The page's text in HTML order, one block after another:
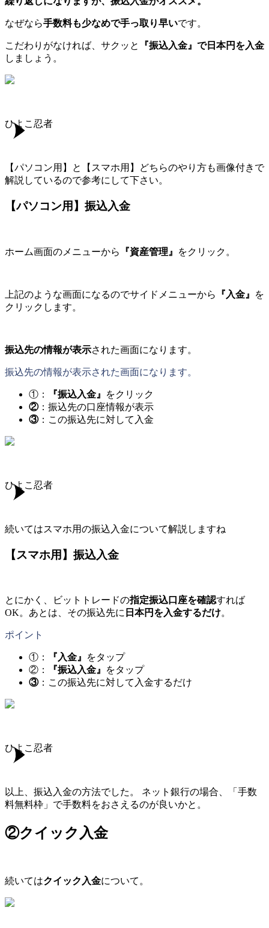
なぜなら手数料も少なめで手っ取り早いです。
こだわりがなければ、サクッと
『振込入金』で日本円を入金
しましょう。
ひよこ忍者
【パソコン用】と【スマホ用】どちらのやり方も画像付きで
解説しているので参考にして下さい。
【パソコン用】振込入金
ホーム画面のメニューから 『資産管理』 をクリック。
上記のような画面になるのでサイドメニューから 『入金』
を
クリックします。
振込先の情報が表示された画面になります。
振込先の情報が表示された画面になります。
①： 『振込入金』
をクリック
②：振込先の口座情報が表示
③：この振込先に対して入金
ひよこ忍者
続いてはスマホ用の振込入金について解説しますね
【スマホ用】振込入金
とにかく、ビットトレードの指定振込口座を確認すれば
OK。あとは、その振込先に 日本円を入金するだけ。
ポイント
①： 『入金』
をタップ
②：
『振込入金』
をタップ
③：この振込先に対して入金するだけ
ひよこ忍者
以上、振込入金の方法でした。 ネット銀行の場合、「手数
料無料枠」で手数料をおさえるのが良いかと。
②クイック入金
続いてはクイック入金について。